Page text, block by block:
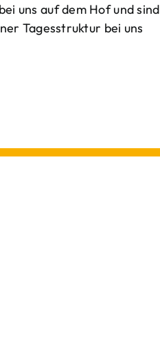
uns auf dem Hof und
Tagesstruktur bei uns